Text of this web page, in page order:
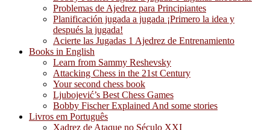
Problemas de Ajedrez para Principiantes
Planificación jugada a jugada ¡Primero la idea y
después la jugada!
Acierte las Jugadas 1 Ajedrez de Entrenamiento
Books in English
Learn from Sammy Reshevsky
Attacking Chess in the 21st Century
Your second chess book
Ljubojević’s Best Chess Games
Bobby Fischer Explained And some stories
Livros em Português
Xadrez de Ataque no Século XXI